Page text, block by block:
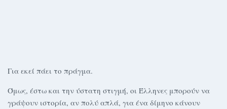
Για εκεί πάει το πράγμα.
Όμως, έστω και την ύστατη στιγμή, οι Έλληνες μπορούν να
γράψουν ιστορία, αν πολύ απλά, για ένα δίμηνο κάνουν